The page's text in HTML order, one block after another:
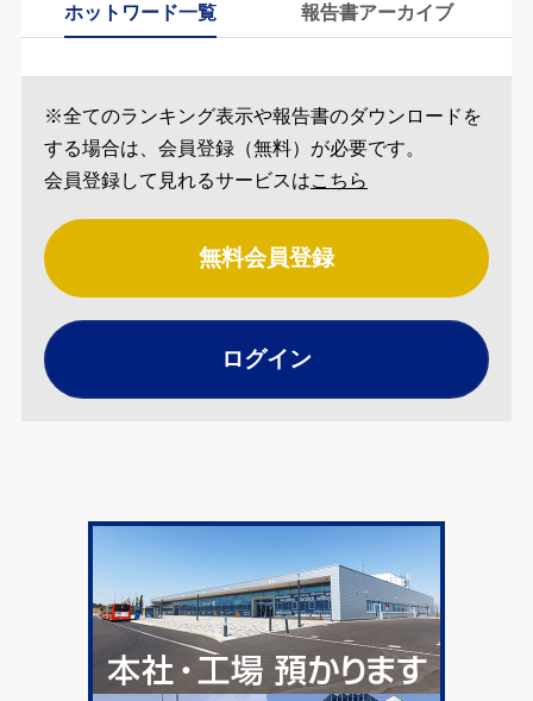
ホットワード一覧 報告書アーカイブ
※全てのランキング表示や報告書のダウンロードを
する場合は、会員登録（無料）が必要です。
会員登録して見れるサービスはこちら
無料会員登録
ログイン